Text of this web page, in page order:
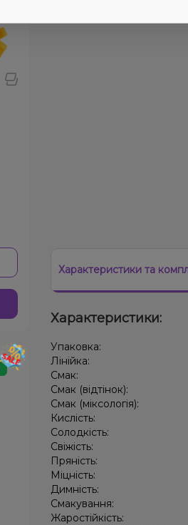
Характеристикита
Характеристики:
Упаковка:
Лінійка:
Смак:
Смак (відтінок):
Смак (міксологія):
Кислість:
Солодкість:
Свіжість:
Пряність:
Міцність:
Димність:
Смакування:
Жаростійкість: